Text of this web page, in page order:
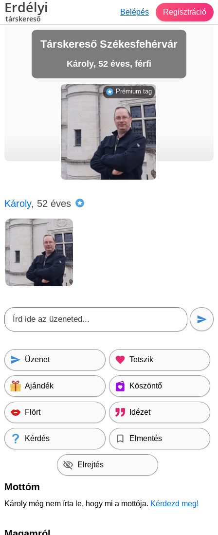
Erdélyi
társkereső
Belépés Regisztráció
Társkereső Székesfehérvár
Károly, 52 éves, férfi
Károly, 52 éves
Üzenet Tetszik
Ajándék Köszöntő
Flört Idézet
Kérdés Elmentés
Elrejtés
Mottóm
Károly még nem írta le, hogy mi a mottója. Kérdezd meg!
Prémium tag